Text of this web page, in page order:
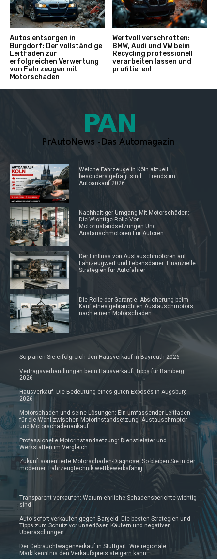
Autos entsorgen in
Burgdorf: Der vollständige
Leitfaden zur
erfolgreichen Verwertung
von Fahrzeugen mit
Motorschaden
Wertvoll verschrotten:
BMW, Audi und VW beim
Recycling professionell
verarbeiten lassen und
profitieren!
Welche Fahrzeuge in Köln aktuell
besonders gefragt sind – Trends im
Autoankauf 2026
Nachhaltiger Umgang Mit Motorschäden:
Die Wichtige Rolle Von
Motorinstandsetzungen Und
Austauschmotoren Für Autoren
Der Einfluss von Austauschmotoren auf
Fahrzeugwert und Lebensdauer: Finanzielle
Strategien für Autofahrer
Die Rolle der Garantie: Absicherung beim
Kauf eines gebrauchten Austauschmotors
nach einem Motorschaden
So planen Sie erfolgreich den Hausverkauf in Bayreuth 2026
Vertragsverhandlungen beim Hausverkauf: Tipps für Bamberg
2026
Hausverkauf: Die Bedeutung eines guten Exposés in Augsburg
2026
Motorschaden und seine Lösungen: Ein umfassender Leitfaden
für die Wahl zwischen Motorinstandsetzung, Austauschmotor
und Motorschadenankauf
Professionelle Motorinstandsetzung: Dienstleister und
Werkstätten im Vergleich.
Zukunftsorientierte Motorschaden-Diagnose: So bleiben Sie in der
modernen Fahrzeugtechnik wettbewerbsfähig
Transparent verkaufen: Warum ehrliche Schadensberichte wichtig
sind
Auto sofort verkaufen gegen Bargeld: Die besten Strategien und
Tipps zum Schutz vor unseriösen Käufern und negativen
Überraschungen
Der Gebrauchtwagenverkauf in Stuttgart: Wie regionale
Marktkenntnis den Verkaufspreis steigern kann